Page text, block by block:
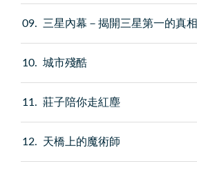
09 三星內幕－揭開三星第一的真相
10 城市殘酷
11 莊子陪你走紅塵
12 天橋上的魔術師